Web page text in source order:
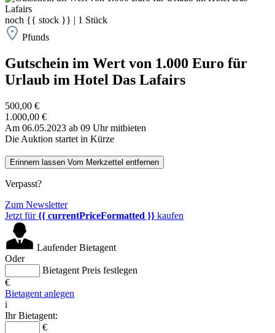
noch {{ stock }} | 1 Stück
Pfunds
Gutschein im Wert von 1.000 Euro für
Urlaub im Hotel Das Lafairs
500,00 €
1.000,00 €
Am 06.05.2023 ab 09 Uhr mitbieten
Die Auktion startet in Kürze
Erinnern lassen Vom Merkzettel entfernen
Verpasst?
Zum Newsletter
Jetzt für{{ currentPriceFormatted }} kaufen
Laufender Bietagent
Oder
Bietagent Preis festlegen
€
Bietagent anlegen
i
Ihr Bietagent:
€